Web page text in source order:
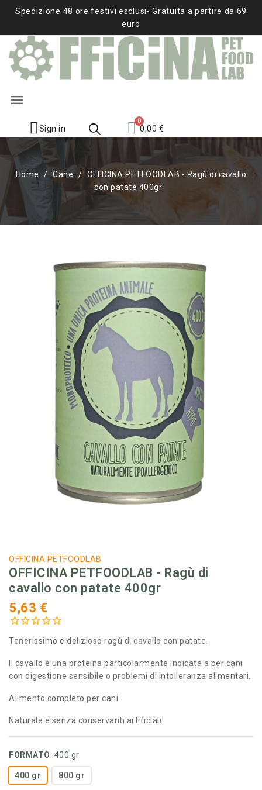
Spedizione 48 ore festivi esclusi- Gratuita a partire da 69
euro
menu
Sign in 0,00 €
Home Cane
OFFICINA PETFOODLAB - Ragù di cavallo
con patate 400gr
OFFICINA PETFOODLAB
OFFICINA PETFOODLAB - Ragù di
cavallo con patate 400gr
5,63 €
Tenerissimo e delizioso ragù di cavallo con patate.
Il cavallo è una proteina particolarmente indicata a per cani
con digestione sensibile o problemi di intolleranza alimentari.
Alimento completo per cani.
Naturale e senza conservanti artificiali.
FORMATO: 400 gr
400 gr 800 gr